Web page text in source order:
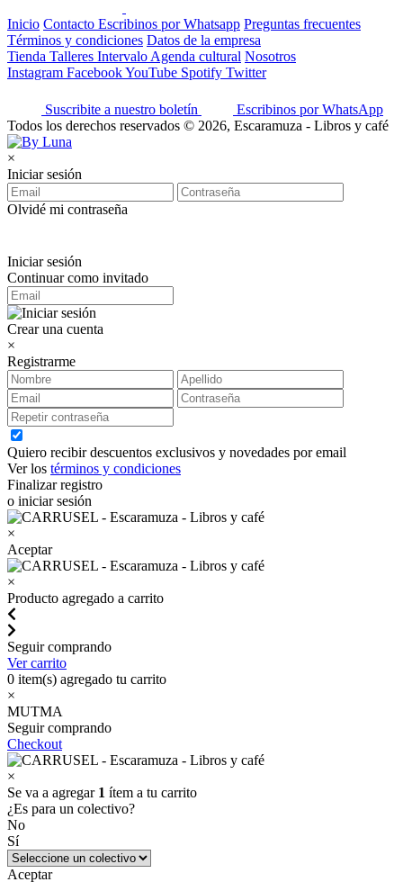
Inicio Contacto Escribinos por Whatsapp Preguntas frecuentes
Términos y condiciones Datos de la empresa
Tienda Talleres Intervalo Agenda cultural Nosotros
Instagram FacebookYouTube Spotify Twitter
Suscribite a nuestro boletín
Escribinos por WhatsApp
Todos los derechos reservados © 2026, Escaramuza - Libros y café
×
Iniciar sesión
Olvidé mi contraseña
Iniciar sesión
Continuar como invitado
Crear una cuenta
×
Registrarme
Quiero recibir descuentos exclusivos y novedades por email
Ver los términos y condiciones
Finalizar registro
o iniciar sesión
×
Aceptar
×
Producto agregado a carrito
Seguir comprando
Ver carrito
0 item(s) agregado tu carrito
×
MUTMA
Seguir comprando
Checkout
×
Se va a agregar 1 ítem a tu carrito
¿Es para un colectivo?
No
Sí
Aceptar